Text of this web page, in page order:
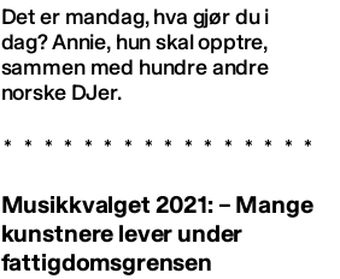
Det er mandag, hva gjør du i
dag? Annie, hun skal opptre,
sammen med hundre andre
norske DJer.
Musikkvalget 2021: – Mange
kunstnere lever under
fattigdomsgrensen